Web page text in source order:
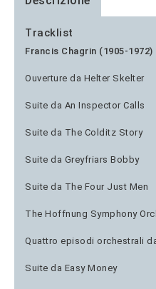
Tracklist
Francis Chagrin (1905-1972)
Ouverture da Helter Skelter
Suite da An Inspector Calls
Suite da The Colditz Story
Suite da Greyfriars Bobby
Suite da The Four Just Men
The Hoffnung Symphony
Quattro episodi orchestrali
Suite da Easy Money